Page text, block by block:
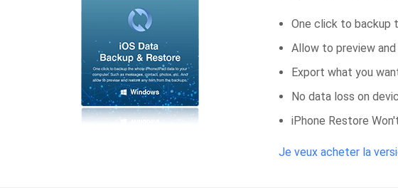
One click to backup
Allow to preview
Export what you
No data loss on
iPhone Restore
Je veux acheter la